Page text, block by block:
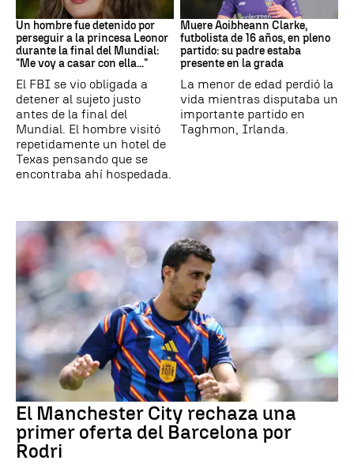
Mundial 2026
Un hombre fue detenido por
perseguir a la princesa Leonor
durante la final del Mundial:
"Me voy a casar con ella..."
El FBI se vio obligada a
detener al sujeto justo
antes de la final del
Mundial. El hombre visitó
repetidamente un hotel de
Texas pensando que se
encontraba ahí hospedada.
Muere Aoibheann Clarke,
futbolista de 16 años, en pleno
partido: su padre estaba
presente en la grada
La menor de edad perdió la
vida mientras disputaba un
importante partido en
Taghmon, Irlanda.
El Manchester City rechaza una
primer oferta del Barcelona por
Rodri